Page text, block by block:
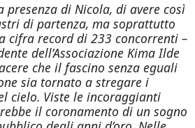
presenza di Nicola, di avere così
di partenza, ma soprattutto
cifra record di 233 concorrenti –
dell’Associazione Kima Ilde
che il fascino senza eguali
sia tornato a stregare i
cielo. Viste le incoraggianti
il coronamento di un sogno